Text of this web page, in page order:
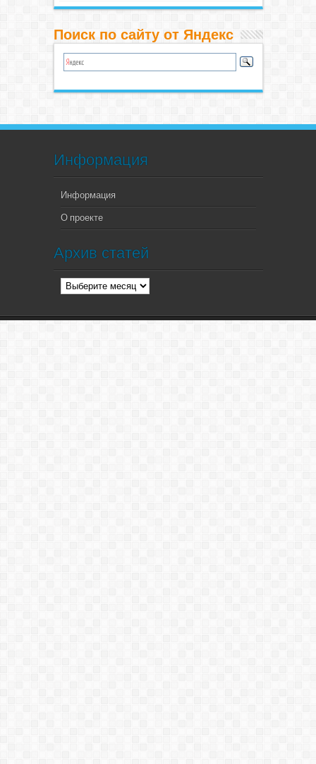
Поиск по сайту от Яндекс
Информация
Информация
О проекте
Архив статей
Архив
статей